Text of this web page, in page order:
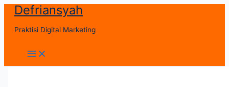
Skip
content
Defriansyah
Praktisi Digital Marketing
Main
Menu